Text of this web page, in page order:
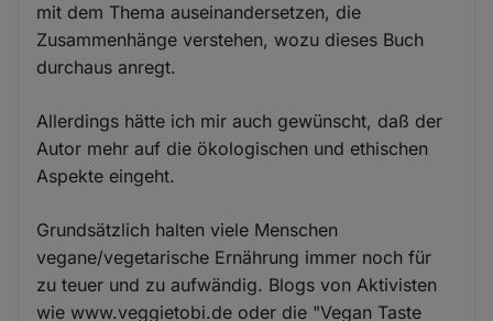
mit dem Thema auseinandersetzen, die
Zusammenhänge verstehen, wozu dieses Buch
durchaus anregt.
Allerdings hätte ich mir auch gewünscht, daß der
Autor mehr auf die ökologischen und ethischen
Aspekte eingeht.
Grundsätzlich halten viele Menschen
vegane/vegetarische Ernährung immer noch für
zu teuer und zu aufwändig. Blogs von Aktivisten
wie www.veggietobi.de oder die "Vegan Taste